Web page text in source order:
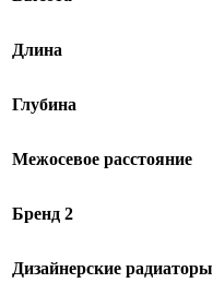
Длина
Глубина
Межосевое расстояние
Бренд 2
Дизайнерские радиаторы